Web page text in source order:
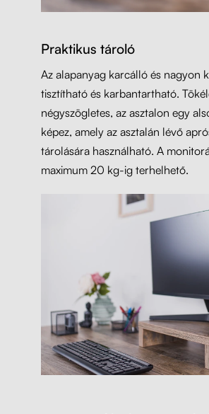
Praktikus tároló
Az alapanyag karcálló és nagyon
tisztítható és karbantartható.
négyszögletes, az asztalon egy
képez, amely az asztalán lévő
tárolására használható. A
maximum 20 kg-ig terhelhető.